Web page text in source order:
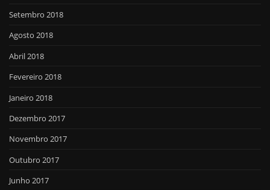
Setembro 2018
Agosto 2018
Abril 2018
Fevereiro 2018
Janeiro 2018
Dezembro 2017
Novembro 2017
Outubro 2017
Junho 2017